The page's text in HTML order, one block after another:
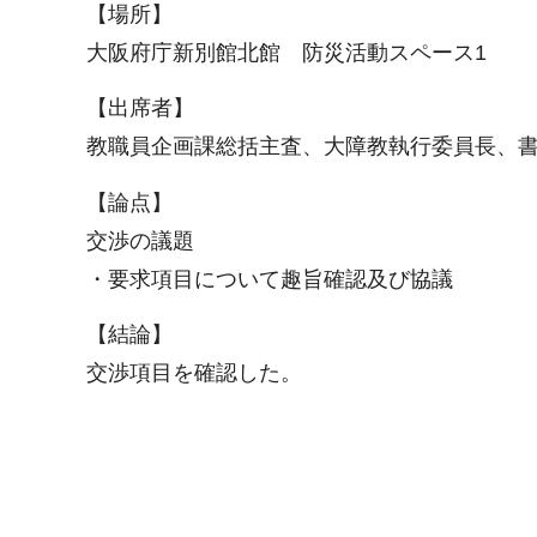
【場所】
大阪府庁新別館北館 防災活動スペース1
【出席者】
教職員企画課総括主査、大障教執行委員長、
【論点】
交渉の議題
・要求項目について趣旨確認及び協議
【結論】
交渉項目を確認した。